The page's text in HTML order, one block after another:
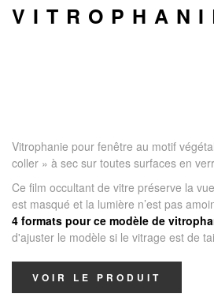
Vitrophanie pour fenêtre au motif
coller » à sec sur toutes surfaces en
Ce film occultant de vitre préserve la
est masqué et la lumière n’est pas
4 formats pour ce modèle de
d'ajuster le modèle si le vitrage est de
VOIR LE PRODUIT